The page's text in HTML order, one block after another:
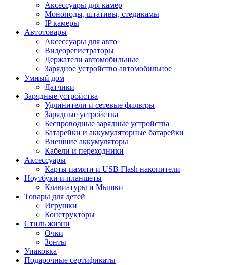
Аксессуары для камер
Моноподы, штативы, стедикамы
IP камеры
Автотовары
Аксессуары для авто
Видеорегистраторы
Держатели автомобильные
Зарядное устройство автомобильное
Умный дом
Датчики
Зарядные устройства
Удлинители и сетевые фильтры
Зарядные устройства
Беспроводные зарядные устройства
Батарейки и аккумуляторные батарейки
Внешние аккумуляторы
Кабели и переходники
Аксессуары
Карты памяти и USB Flash накопители
Ноутбуки и планшеты
Клавиатуры и Мышки
Товары для детей
Игрушки
Конструкторы
Стиль жизни
Очки
Зонты
Упаковка
Подарочные сертификаты